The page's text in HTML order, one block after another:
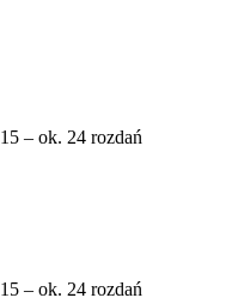
– ok. 24 rozdań
– ok. 24 rozdań